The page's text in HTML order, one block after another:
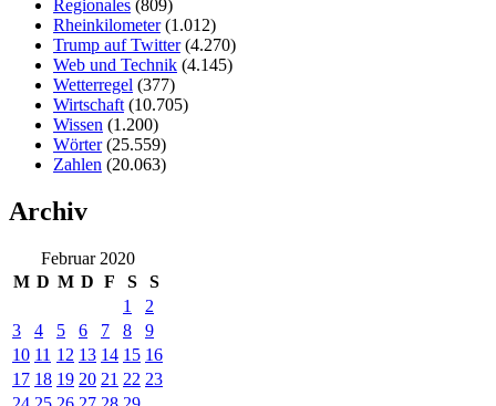
Regionales (809)
Rheinkilometer(1.012)
Trump auf Twitter(4.270)
Web und Technik (4.145)
Wetterregel (377)
Wirtschaft (10.705)
Wissen (1.200)
Wörter(25.559)
Zahlen (20.063)
Archiv
Februar 2020
M D M D F S
S
1
2
3
4 5 6 7 8
9
10 11 12 13 14 15 16
17 18 19 20 21 22 23